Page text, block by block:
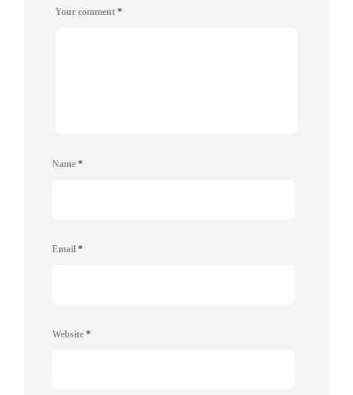
Your comment *
Name *
Email *
Website *